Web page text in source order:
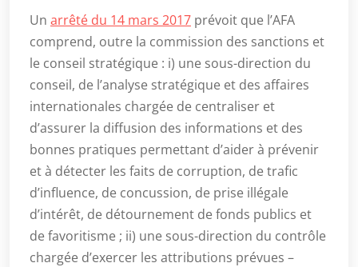
Un arrêté du 14 mars 2017 prévoit que l’AFA
comprend, outre la commission des sanctions et
le conseil stratégique : i) une sous-direction du
conseil, de l’analyse stratégique et des affaires
internationales chargée de centraliser et
d’assurer la diffusion des informations et des
bonnes pratiques permettant d’aider à prévenir
et à détecter les faits de corruption, de trafic
d’influence, de concussion, de prise illégale
d’intérêt, de détournement de fonds publics et
de favoritisme ; ii) une sous-direction du contrôle
chargée d’exercer les attributions prévues –